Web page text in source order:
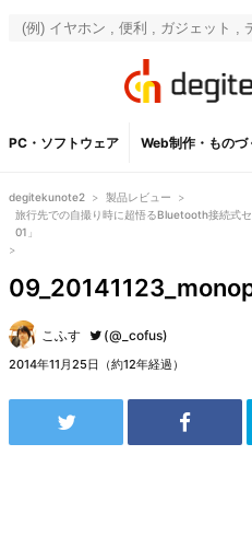
PC・ソフトウェア Web制作・ものづ
degitekunote2 > 製品レビュー
>
旅行先での自撮り時に超悟るBluetooth接続式
01」
>
こふす (@_cofus)
2014年11月25日（約12年経過）